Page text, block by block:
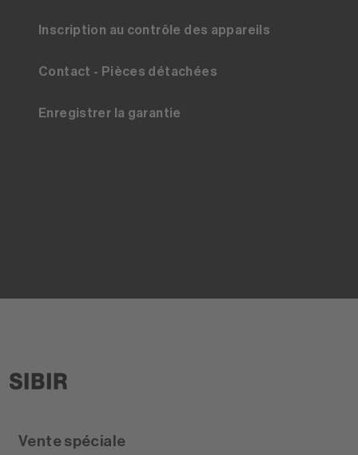
Inscription au contrôle des appareils
Contact - Pièces détachées
Enregistrer la garantie
Vente spéciale